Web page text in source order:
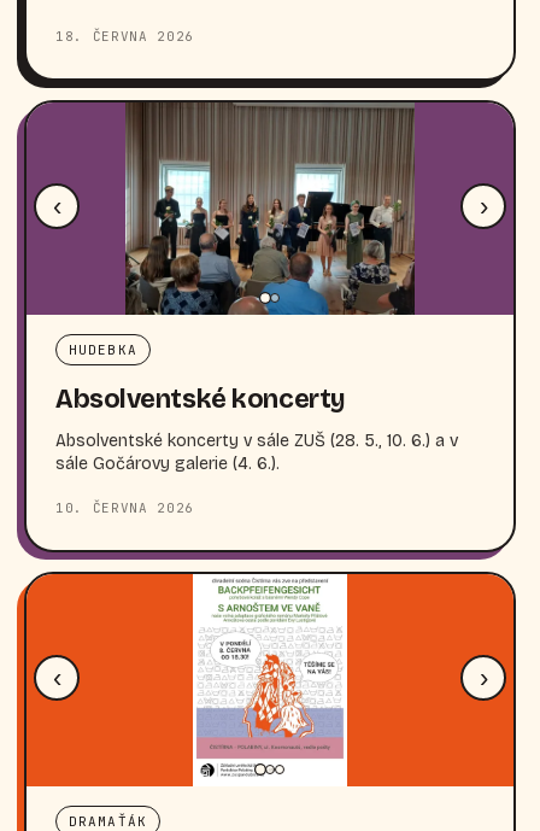
18. ČERVNA 2026
‹ ›
HUDEBKA
Absolventské koncerty
Absolventské koncerty v sále ZUŠ (28. 5., 10. 6.) a v
sále Gočárovy galerie (4. 6.).
10. ČERVNA 2026
‹ ›
DRAMAŤÁK